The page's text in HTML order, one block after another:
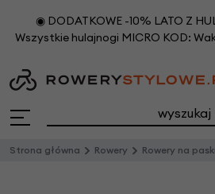
◉ DODATKOWE -10% LATO Z
Wszystkie hulajnogi MICRO KOD:
Strona główna Rowery Rowery na